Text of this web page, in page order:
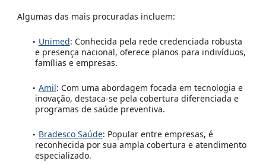
Algumas das mais procuradas incluem:
Unimed: Conhecida pela rede credenciada robusta
e presença nacional, oferece planos para indivíduos,
famílias e empresas.
Amil: Com uma abordagem focada em tecnologia e
inovação, destaca-se pela cobertura diferenciada e
programas de saúde preventiva.
Bradesco Saúde: Popular entre empresas, é
reconhecida por sua ampla cobertura e atendimento
especializado.